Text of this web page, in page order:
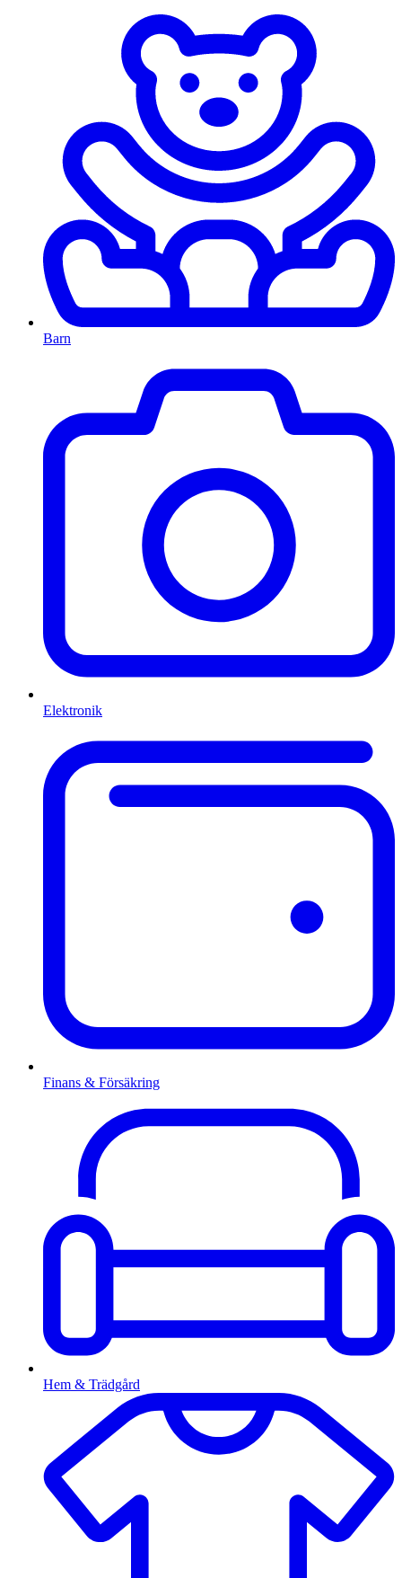
Barn
Elektronik
Finans & Försäkring
Hem & Trädgård